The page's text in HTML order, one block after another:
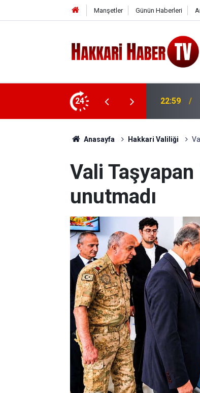
Manşetler Günün Haberleri
24 22:53
Anasayfa Hakkari Valiliği
Vali
unutmadı